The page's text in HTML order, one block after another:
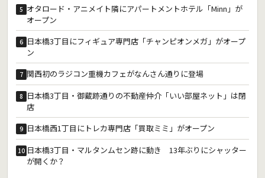
5 オタロード・アニメイト隣にアパートメントホテル「Minn」が
オープン
6 日本橋3丁目にフィギュア専門店「チャンピオンメガ」がオープ
ン
7 関西初のラジコン重機カフェがなんさん通りに登場
8 日本橋3丁目・御蔵跡通りの不動産仲介「いい部屋ネット」は閉
店
9 日本橋西1丁目にトレカ専門店「買取ミミ」がオープン
10 日本橋3丁目・マルタンムセン跡に動き 13年ぶりにシャッター
が開くか？